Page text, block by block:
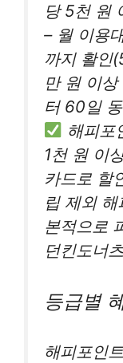
당 5천 원
– 월 이용
까지 활인
만 원 이
터 60일
해피포
1천 원 이
카드로 할
립 제외
본적으로
던킨도너
등급별
해피포인